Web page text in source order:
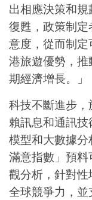
出相應決策和
復甦，政策制
意度，從而制
港旅遊優勢，
期經濟增長。」
科技不斷進步
賴訊息和通訊
模型和大數據
滿意指數」預
觀分析，針對
全球競爭力，並